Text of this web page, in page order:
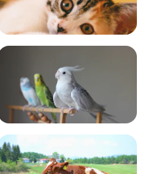
ねこ
とり・さかな